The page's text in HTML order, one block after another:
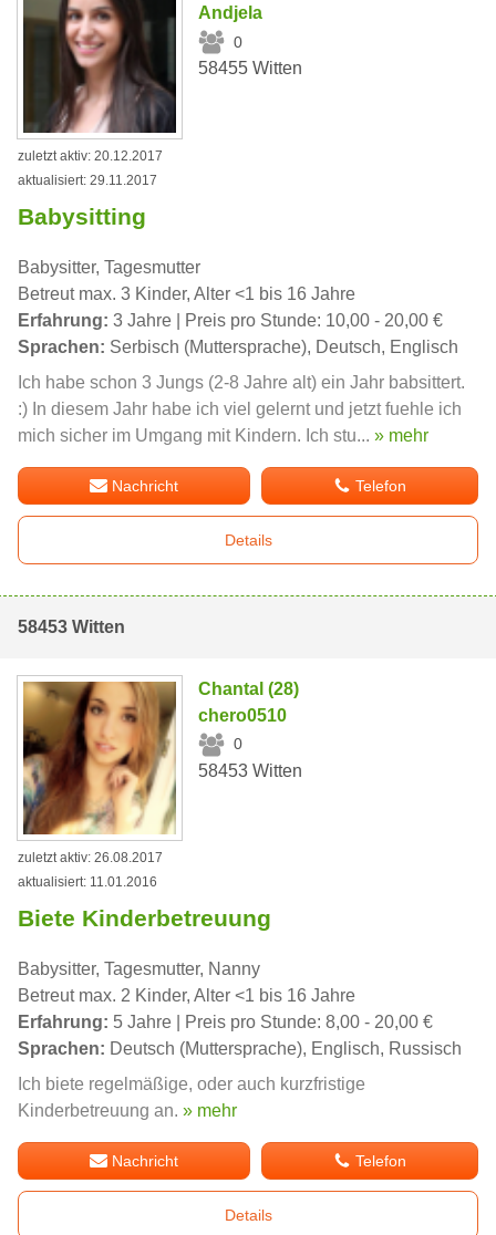
Andjela
0
58455 Witten
zuletzt aktiv: 20.12.2017
aktualisiert: 29.11.2017
Babysitting
Babysitter, Tagesmutter
Betreut max. 3 Kinder, Alter <1 bis 16 Jahre
Erfahrung: 3 Jahre | Preis pro Stunde: 10,00 - 20,00 €
Sprachen: Serbisch (Muttersprache), Deutsch, Englisch
Ich habe schon 3 Jungs (2-8 Jahre alt) ein Jahr babsittert.
:) In diesem Jahr habe ich viel gelernt und jetzt fuehle ich
mich sicher im Umgang mit Kindern. Ich stu... » mehr
Nachricht Telefon
Details
58453 Witten
Chantal (28)
chero0510
0
58453 Witten
zuletzt aktiv: 26.08.2017
aktualisiert: 11.01.2016
Biete Kinderbetreuung
Babysitter, Tagesmutter, Nanny
Betreut max. 2 Kinder, Alter <1 bis 16 Jahre
Erfahrung: 5 Jahre | Preis pro Stunde: 8,00 - 20,00 €
Sprachen: Deutsch (Muttersprache), Englisch, Russisch
Ich biete regelmäßige, oder auch kurzfristige
Kinderbetreuung an. » mehr
Nachricht Telefon
Details